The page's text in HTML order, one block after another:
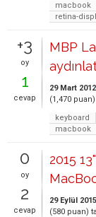
macbook
retina-
+3
oy
1
cevap
MBP
29 Mart 2012
(1,470 puan)
keyboard
macbook
0
oy
2
cevap
2015
29 Eylül 2015
(580 puan)